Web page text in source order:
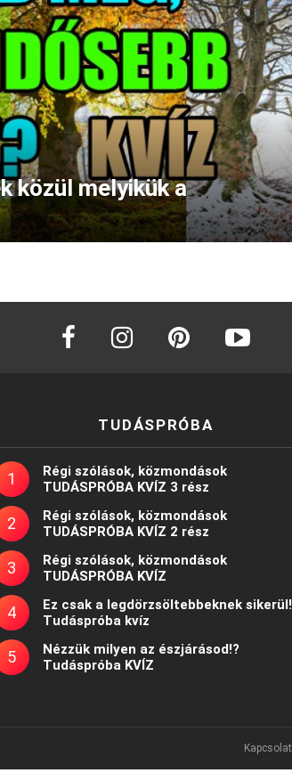
közül melyikük a
facebook instagram
TUDÁSPRÓBA
Régi szólások, közmondások
TUDÁSPRÓBA KVÍZ 3 rész
Régi szólások, közmondások
TUDÁSPRÓBA KVÍZ 2 rész
Régi szólások, közmondások
TUDÁSPRÓBA KVÍZ
Ez csak a legdörzsöltebbeknek sikerül!
Tudáspróba kvíz
Nézzük milyen az észjárásod!?
Tudáspróba KVÍZ
Kapcsolat